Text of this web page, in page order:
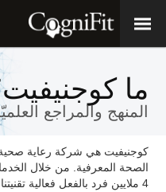
ما
المنهج والمراجع
كوجنيفيت هي شركة رعاية
4 ملايين فرد بالفعل فعالية